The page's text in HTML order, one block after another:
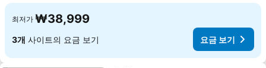
최저가 ₩38,999
3개 사이트의 요금 보기 요금 보기